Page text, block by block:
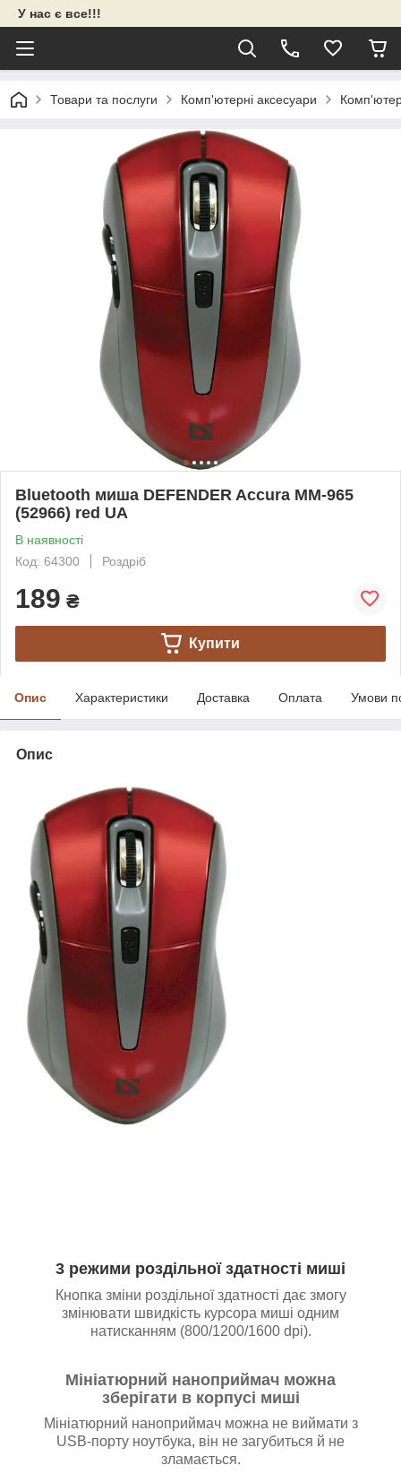
У нас є все!!!
Товари та послуги Комп'ютерні аксесуари
Bluetooth миша DEFENDER Accura MM-965
(52966) red UA
В наявності
Код: 64300
Роздріб
189 ₴
Купити
Опис Характеристики Доставка Оплата Умови
Опис
3 режими роздільної здатності миші
Кнопка зміни роздільної здатності дає змогу
змінювати швидкість курсора миші одним
натисканням (800/1200/1600 dpi).
Мініатюрний наноприймач можна
зберігати в корпусі миші
Мініатюрний наноприймач можна не виймати з
USB-порту ноутбука, він не загубиться й не
зламається.